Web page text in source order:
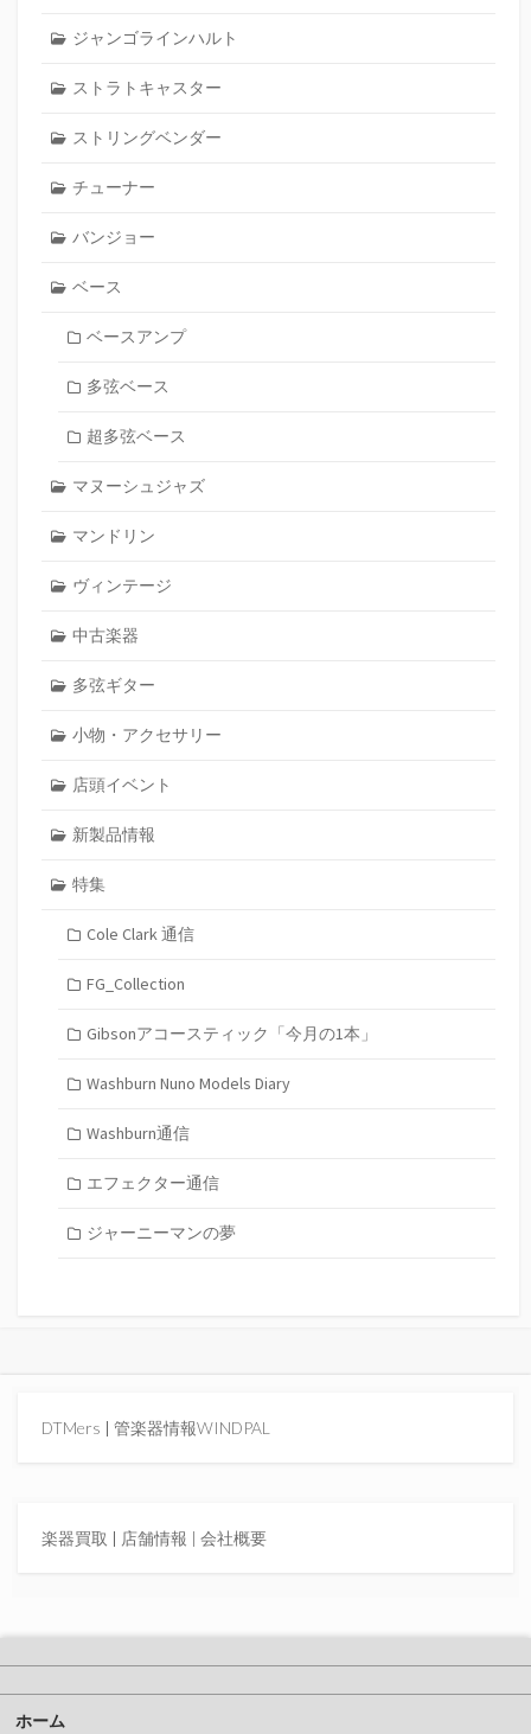
ジャンゴラインハルト
ストラトキャスター
ストリングベンダー
チューナー
バンジョー
ベース
ベースアンプ
多弦ベース
超多弦ベース
マヌーシュジャズ
マンドリン
ヴィンテージ
中古楽器
多弦ギター
小物・アクセサリー
店頭イベント
新製品情報
特集
Cole Clark 通信
FG_Collection
Gibsonアコースティック「今月の1本」
Washburn Nuno Models Diary
Washburn通信
エフェクター通信
ジャーニーマンの夢
DTMers | 管楽器情報WINDPAL
楽器買取 | 店舗情報 | 会社概要
ホーム